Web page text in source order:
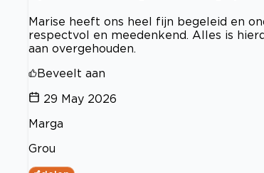
Marise heeft ons heel fijn begeleid en
respectvol en meedenkend. Alles is
aan overgehouden.
Beveelt aan
29 May 2026
Marga
Grou